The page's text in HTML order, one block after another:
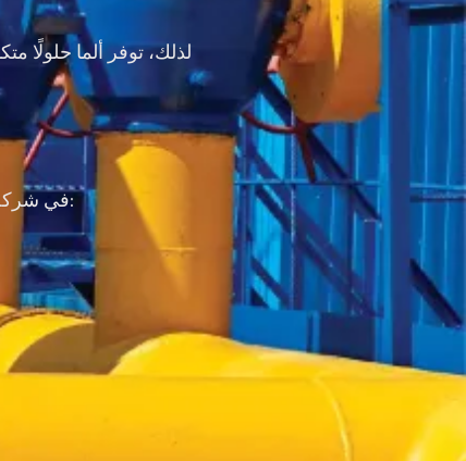
لذلك، توفر ألما حلولًا
في شركة ألما، نمتلك فريقًا من المهندسين والفنيين المعتمدين ذوي الخبرة الواسعة في صيانة شبكات الغاز المركزية، ويشمل نطاق خدماتنا: